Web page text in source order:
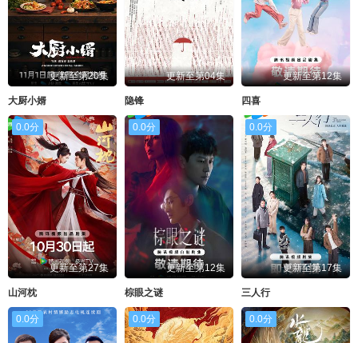
更新至第20集
大厨小婿
更新至第04集
隐锋
更新至第12集
四喜
0.0分
更新至第27集
山河枕
0.0分
更新至第12集
棕眼之谜
0.0分
更新至第17集
三人行
0.0分 0.0分 0.0分